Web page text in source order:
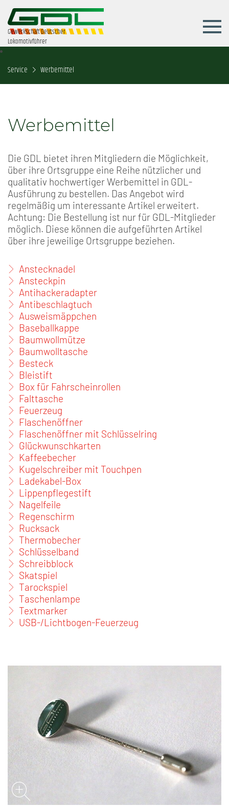
Gewerkschaft Deutscher
Lokomotivführer
Service Werbemittel
Werbemittel
Die GDL bietet ihren Mitgliedern die Möglichkeit,
über ihre Ortsgruppe eine Reihe nützlicher und
qualitativ hochwertiger Werbemittel in GDL-
Ausführung zu bestellen. Das Angebot wird
regelmäßig um interessante Artikel erweitert.
Achtung: Die Bestellung ist nur für GDL-Mitglieder
möglich. Diese können die aufgeführten Artikel
über ihre jeweilige Ortsgruppe beziehen.
Anstecknadel
Ansteckpin
Antihackeradapter
Antibeschlagtuch
Ausweismäppchen
Baseballkappe
Baumwollmütze
Baumwolltasche
Besteck
Bleistift
Box für Fahrscheinrollen
Falttasche
Feuerzeug
Flaschenöffner
Flaschenöffner mit Schlüsselring
Glückwunschkarten
Kaffeebecher
Kugelschreiber mit Touchpen
Ladekabel-Box
Lippenpflegestift
Nagelfeile
Regenschirm
Rucksack
Thermobecher
Schlüsselband
Schreibblock
Skatspiel
Tarockspiel
Taschenlampe
Textmarker
USB-/Lichtbogen-Feuerzeug